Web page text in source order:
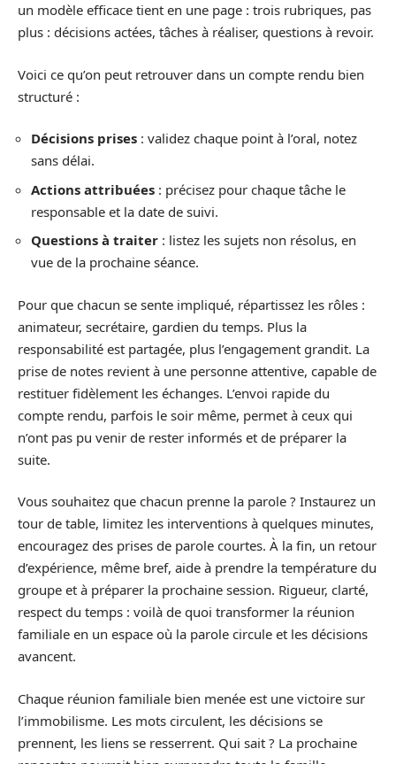
un modèle efficace tient en une page : trois rubriques, pas
plus : décisions actées, tâches à réaliser, questions à revoir.
Voici ce qu’on peut retrouver dans un compte rendu bien
structuré :
Décisions prises : validez chaque point à l’oral, notez
sans délai.
Actions attribuées : précisez pour chaque tâche le
responsable et la date de suivi.
Questions à traiter : listez les sujets non résolus, en
vue de la prochaine séance.
Pour que chacun se sente impliqué, répartissez les rôles :
animateur, secrétaire, gardien du temps. Plus la
responsabilité est partagée, plus l’engagement grandit. La
prise de notes revient à une personne attentive, capable de
restituer fidèlement les échanges. L’envoi rapide du
compte rendu, parfois le soir même, permet à ceux qui
n’ont pas pu venir de rester informés et de préparer la
suite.
Vous souhaitez que chacun prenne la parole ? Instaurez un
tour de table, limitez les interventions à quelques minutes,
encouragez des prises de parole courtes. À la fin, un retour
d’expérience, même bref, aide à prendre la température du
groupe et à préparer la prochaine session. Rigueur, clarté,
respect du temps : voilà de quoi transformer la réunion
familiale en un espace où la parole circule et les décisions
avancent.
Chaque réunion familiale bien menée est une victoire sur
l’immobilisme. Les mots circulent, les décisions se
prennent, les liens se resserrent. Qui sait ? La prochaine